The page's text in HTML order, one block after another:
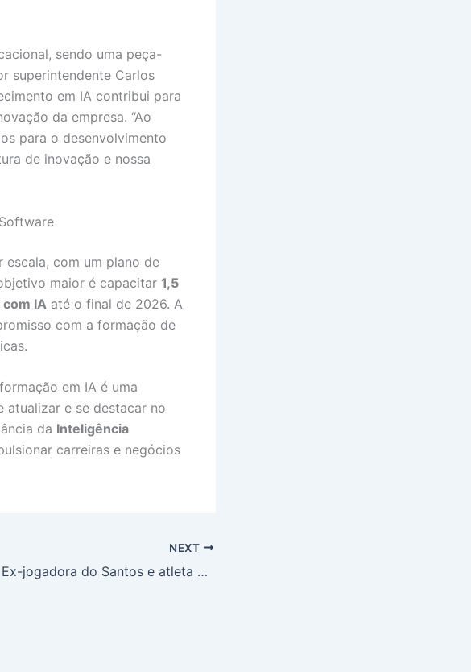
sendo uma peça-
superintendente Carlos
em IA contribui para
da empresa. “Ao
para o desenvolvimento
de inovação e nossa
com um plano de
maior é capacitar 1,5
IA até o final de 2026. A
com a formação de
em IA é uma
atualizar e se destacar no
da Inteligência
carreiras e negócios
NEXT
Ex-jogadora do Santos e atleta da Seleção Brasileira criticam Cuca e cobram responsabilidade de clubes no futebol